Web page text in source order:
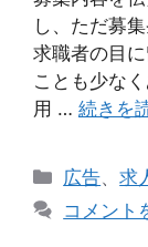
し、ただ募
求職者の目
ことも少な
用 … 続きを
カ
広告、求
コメント